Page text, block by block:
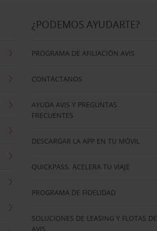
¿PODEMOS AYUDARTE?
PROGRAMA DE AFILIACIÓN AVIS
CONTÁCTANOS
AYUDA AVIS Y PREGUNTAS
FRECUENTES
DESCARGAR LA APP EN TU MÓVIL
QUICKPASS: ACELERA TU VIAJE
PROGRAMA DE FIDELIDAD
SOLUCIONES DE LEASING Y FLOTAS DE
AVIS